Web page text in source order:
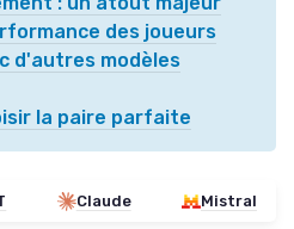
des joueurs
d'autres modèles
la paire parfaite
Claude Mistral